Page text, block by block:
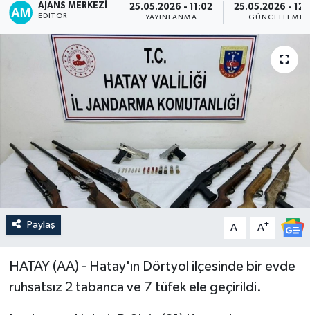
AJANS MERKEZI
EDITÖR
25.05.2026 - 11:02
YAYINLANMA
25.05.2026 -
GÜNCELLEME
Paylaş A- A+
HATAY (AA) - Hatay'ın Dörtyol ilçesinde bir evde
ruhsatsız 2 tabanca ve 7 tüfek ele geçirildi.